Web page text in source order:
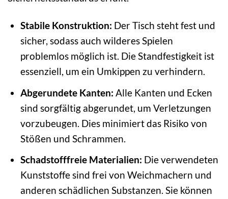
Stabile Konstruktion: Der Tisch steht fest und
sicher, sodass auch wilderes Spielen
problemlos möglich ist. Die Standfestigkeit ist
essenziell, um ein Umkippen zu verhindern.
Abgerundete Kanten: Alle Kanten und Ecken
sind sorgfältig abgerundet, um Verletzungen
vorzubeugen. Dies minimiert das Risiko von
Stößen und Schrammen.
Schadstofffreie Materialien: Die verwendeten
Kunststoffe sind frei von Weichmachern und
anderen schädlichen Substanzen. Sie können